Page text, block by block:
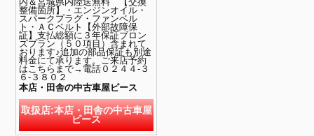
整備箇所】・エンジンオイル・
スパークプラグ・ファンベル
ト・ＡＣベルト【外部故障保
証】支払総額に３年保証ブロン
ズプラン（５０項目）含まれて
おります♪追加の部品保証も別途
料金にて承ります。ご来店予約
はこちらまで→電話０２４４-３
６-３８０２
本店・田舎の中古車屋ピース
取扱店:本店・田舎の中古車屋
ピース